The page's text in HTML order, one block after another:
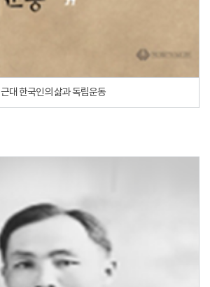
근대 한국인의 삶과 독립운동